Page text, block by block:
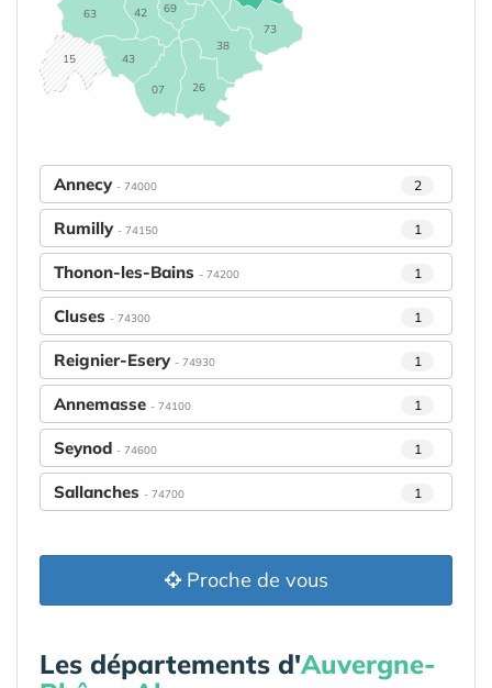
07
15
26
38
42
43
63
69
73
Annecy - 74000 2
Rumilly - 74150 1
Thonon-les-Bains - 74200 1
Cluses - 74300 1
Reignier-Esery - 74930 1
Annemasse - 74100 1
Seynod - 74600 1
Sallanches - 74700 1
Proche de vous
Les départements d'Auvergne-